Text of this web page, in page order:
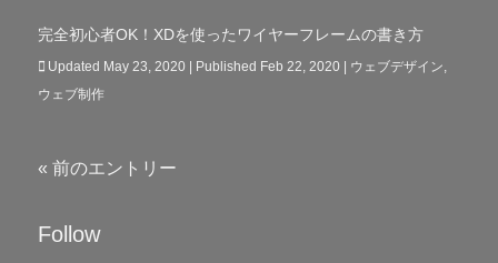
完全初心者OK！XDを使ったワイヤーフレームの書き方
Updated May 23, 2020 | Published Feb 22, 2020| ウェブデザイン,
ウェブ制作
« 前のエントリー
Follow